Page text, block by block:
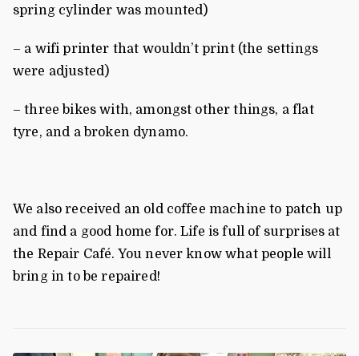
spring cylinder was mounted)
– a wifi printer that wouldn’t print (the settings
were adjusted)
– three bikes with, amongst other things, a flat
tyre, and a broken dynamo.
We also received an old coffee machine to patch up
and find a good home for. Life is full of surprises at
the Repair Café. You never know what people will
bring in to be repaired!